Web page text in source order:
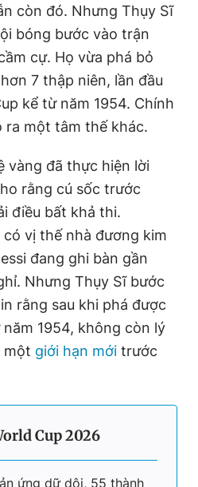
còn đó. Nhưng Thụy Sĩ
bóng bước vào trận
cự. Họ vừa phá bỏ
7 thập niên, lần đầu
kể từ năm 1954. Chính
ra một tâm thế khác.
vàng đã thực hiện lời
rằng cú sốc trước
điều bất khả thi.
vị thế nhà đương kim
đang ghi bàn gần
Nhưng Thụy Sĩ bước
rằng sau khi phá được
1954, không còn lý
một giới hạn mới trước
Cup 2026
ứng dữ dội, 55 thành